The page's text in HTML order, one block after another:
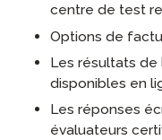
centre de test
Options de
Les résultats
disponibles en
Les réponses
évaluateurs